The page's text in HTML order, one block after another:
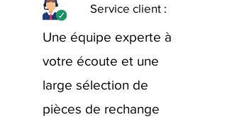
Service client :
Une équipe experte à
votre écoute et une
large sélection de
pièces de rechange